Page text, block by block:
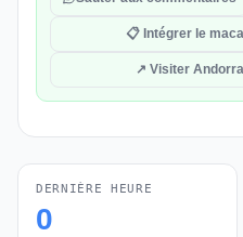
📋 Intégrer le
↗ Visiter
DERNIÈRE HEURE
0